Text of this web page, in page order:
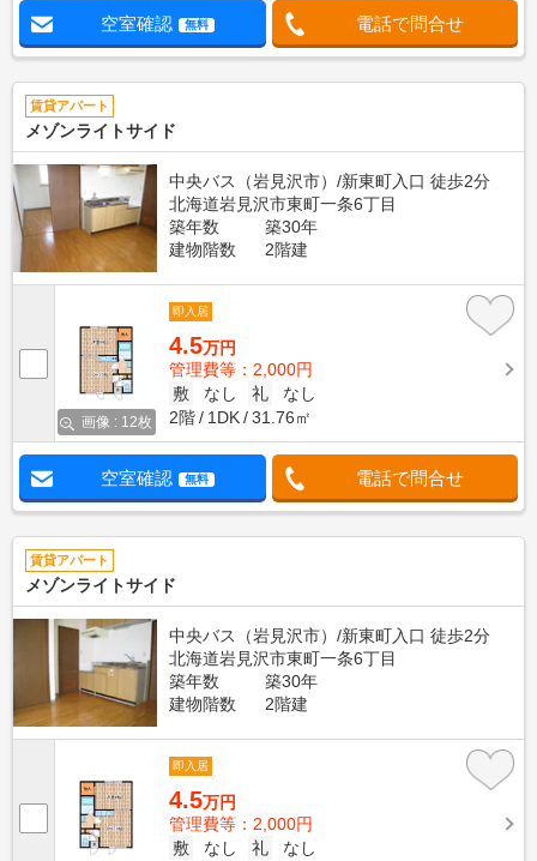
空室確認 無料 電話で問合せ
賃貸アパート
メゾンライトサイド
中央バス（岩見沢市）/新東町入口 徒歩2分
北海道岩見沢市東町一条6丁目
築年数
築30年
建物階数
2階建
画像 : 12枚
即入居
4.5万円
管理費等：2,000円
敷
なし 礼
なし
2階
1DK 31.76㎡
空室確認 無料 電話で問合せ
賃貸アパート
メゾンライトサイド
中央バス（岩見沢市）/新東町入口 徒歩2分
北海道岩見沢市東町一条6丁目
築年数
築30年
建物階数
2階建
即入居
4.5万円
管理費等：2,000円
敷
なし 礼 なし